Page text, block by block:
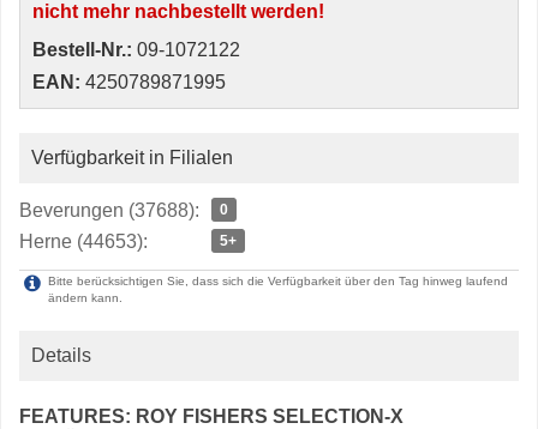
nicht mehr nachbestellt werden!
Bestell-Nr.: 09-1072122
EAN: 4250789871995
Verfügbarkeit in Filialen
Beverungen (37688): 0
Herne (44653): 5+
Bitte berücksichtigen Sie, dass sich die Verfügbarkeit über den Tag hinweg laufend
ändern kann.
Details
FEATURES: ROY FISHERS SELECTION-X